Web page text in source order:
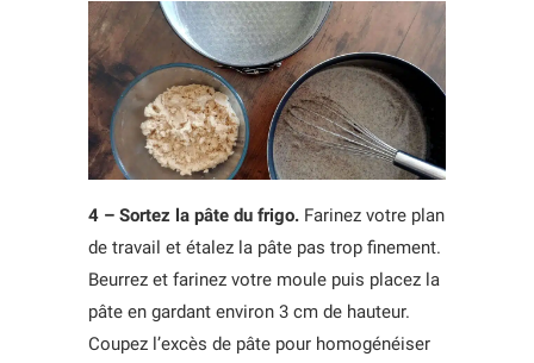
4 – Sortez la pâte du frigo. Farinez votre plan
de travail et étalez la pâte pas trop finement.
Beurrez et farinez votre moule puis placez la
pâte en gardant environ 3 cm de hauteur.
Coupez l’excès de pâte pour homogénéiser